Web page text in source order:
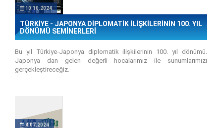
10.10.2024
TÜRKİYE - JAPONYA DİPLOMATİK İLİŞKİLERİNİN 100. YIL
DÖNÜMÜ SEMİNERLERİ
Bu yıl Türkiye-Japonya diplomatik ilişkilerinin 100. yıl dönümü.
Japonya dan gelen değerli hocalarımız ile sunumlarımızı
gerçekleştireceğiz.
4.07.2024